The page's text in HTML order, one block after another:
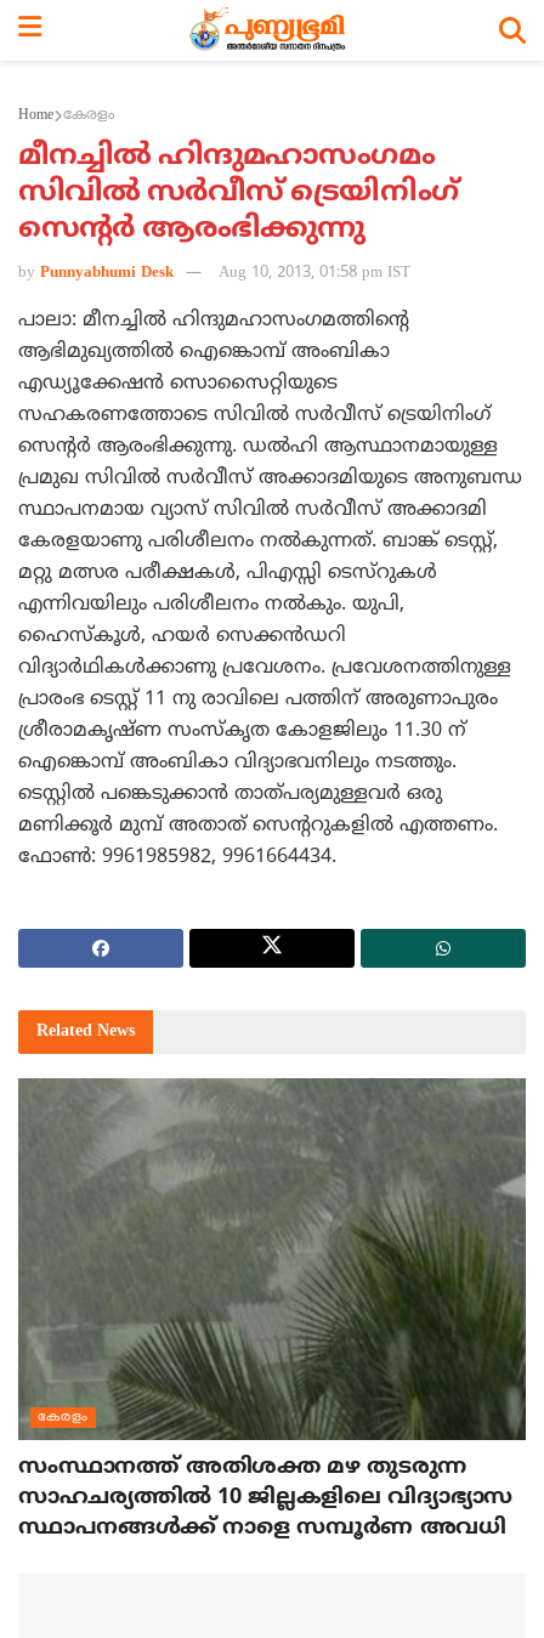
Home കേരളം
മീനച്ചില്‍ ഹിന്ദുമഹാസംഗമം
സിവില്‍ സര്‍വീസ് ട്രെയിനിംഗ്
സെന്‍റര്‍ ആരംഭിക്കുന്നു
by Punnyabhumi Desk Aug 10, 2013, 01:58 pm IST
പാലാ: മീനച്ചില്‍ ഹിന്ദുമഹാസംഗമത്തിന്റെ
ആഭിമുഖ്യത്തില്‍ ഐങ്കൊമ്പ് അംബികാ
എഡ്യൂക്കേഷന്‍ സൊസൈറ്റിയുടെ
സഹകരണത്തോടെ സിവില്‍ സര്‍വീസ് ട്രെയിനിംഗ്
സെന്‍റര്‍ ആരംഭിക്കുന്നു. ഡല്‍ഹി ആസ്ഥാനമായുള്ള
പ്രമുഖ സിവില്‍ സര്‍വീസ് അക്കാദമിയുടെ അനുബന്ധ
സ്ഥാപനമായ വ്യാസ് സിവില്‍ സര്‍വീസ് അക്കാദമി
കേരളയാണു പരിശീലനം നല്‍കുന്നത്. ബാങ്ക് ടെസ്റ്റ്,
മറ്റു മത്സര പരീക്ഷകള്‍, പിഎസ്സി ടെസ്റുകള്‍
എന്നിവയിലും പരിശീലനം നല്‍കും. യുപി,
ഹൈസ്കൂള്‍, ഹയര്‍ സെക്കന്‍ഡറി
വിദ്യാര്‍ഥികള്‍ക്കാണു പ്രവേശനം. പ്രവേശനത്തിനുള്ള
പ്രാരംഭ ടെസ്റ്റ് 11 നു രാവിലെ പത്തിന് അരുണാപുരം
ശ്രീരാമകൃഷ്ണ സംസ്കൃത കോളജിലും 11.30 ന്
ഐങ്കൊമ്പ് അംബികാ വിദ്യാഭവനിലും നടത്തും.
ടെസ്റ്റില്‍ പങ്കെടുക്കാന്‍ താത്പര്യമുള്ളവര്‍ ഒരു
മണിക്കൂര്‍ മുമ്പ് അതാത് സെന്ററുകളില്‍ എത്തണം.
ഫോണ്‍: 9961985982, 9961664434.
Related News
കേരളം
സംസ്ഥാനത്ത് അതിശക്ത മഴ തുടരുന്ന
സാഹചര്യത്തിൽ 10 ജില്ലകളിലെ വിദ്യാഭ്യാസ
സ്ഥാപനങ്ങൾക്ക് നാളെ സമ്പൂർണ അവധി